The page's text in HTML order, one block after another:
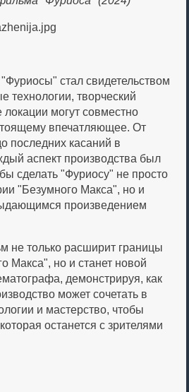
стал свидетельством
технологии, творческий
могут совместно
впечатляющее. От
последних касаний в
аспект производства был
сделать "Фуриосу" не просто
"Безумного Макса", но и
произведением
не только расширит границы
Макса", но и станет новой
демонстрируя, как
может сочетать в
и мастерство, чтобы
останется с зрителями